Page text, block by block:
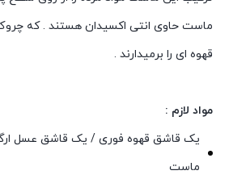
ماست حاوی انتی اکسیدان هستند . که
قهوه ای را برمیدارند .
مواد لازم :
یک قاشق قهوه فوری / یک قاشق عسل
ماست